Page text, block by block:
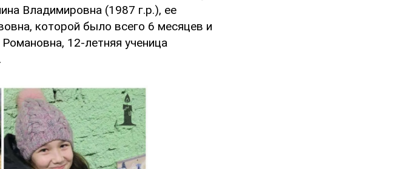
Владимировна (1987 г.р.), ее
которой было всего 6 месяцев и
12-летняя ученица